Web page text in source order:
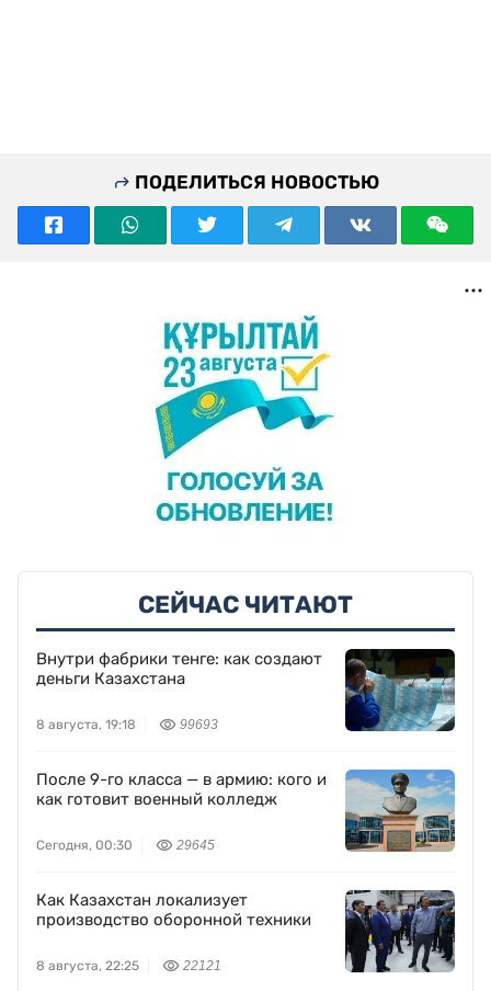
ПОДЕЛИТЬСЯ НОВОСТЬЮ
СЕЙЧАС ЧИТАЮТ
Внутри фабрики тенге: как создают
деньги Казахстана
8 августа, 19:18 99693
После 9-го класса — в армию: кого и
как готовит военный колледж
Сегодня, 00:30 29645
Как Казахстан локализует
производство оборонной техники
8 августа, 22:25 22121